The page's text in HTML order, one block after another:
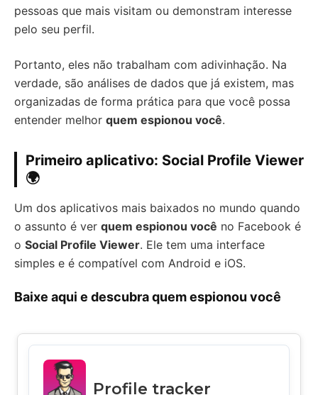
pessoas que mais visitam ou demonstram interesse
pelo seu perfil.
Portanto, eles não trabalham com adivinhação. Na
verdade, são análises de dados que já existem, mas
organizadas de forma prática para que você possa
entender melhor quem espionou você.
Primeiro aplicativo: Social Profile Viewer
🌍
Um dos aplicativos mais baixados no mundo quando
o assunto é ver quem espionou você no Facebook é
o Social Profile Viewer. Ele tem uma interface
simples e é compatível com Android e iOS.
Baixe aqui e descubra quem espionou você
Profile tracker